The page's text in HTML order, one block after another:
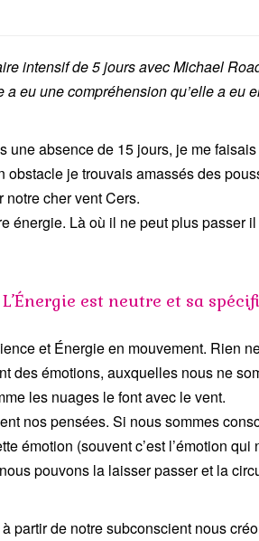
intensif de 5 jours avec Michael
eu une compréhension qu’elle a eu
une absence de 15 jours, je me
obstacle je trouvais amassés des
cher vent Cers.
énergie. Là où il ne peut plus passer
est neutre et sa
et Énergie en mouvement. Rien
des émotions, auxquelles nous ne
les nuages le font avec le vent.
nos pensées. Si nous sommes
émotion (souvent c’est l’émotion qui
pouvons la laisser passer et la
partir de notre subconscient nous